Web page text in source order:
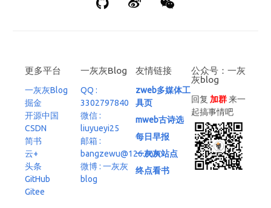
更多平台
一灰灰Blog
掘金
开源中国
CSDN
简书
云+
头条
GitHub
Gitee
一灰灰Blog
QQ :
3302797840
微信 :
liuyueyi25
邮箱 :
bangzewu@126.com
微博 : 一灰灰
blog
友情链接
zweb多媒体工
具页
mweb古诗选
每日早报
一灰灰站点
终点看书
公众号：一灰
灰blog
回复 加群来一
起搞事情吧